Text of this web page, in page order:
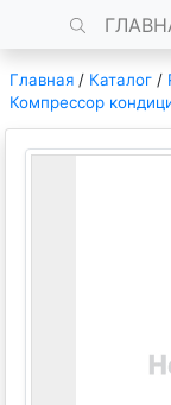
Главная / Каталог /
Компрессор